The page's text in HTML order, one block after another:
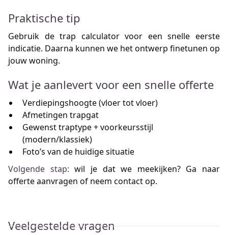
Praktische tip
Gebruik detrap calculatorvoor een snelle eerste
indicatie. Daarna kunnen we het ontwerp finetunen op
jouw woning.
Wat je aanlevert voor een snelle offerte
Verdiepingshoogte (vloer tot vloer)
Afmetingen trapgat
Gewenst traptype + voorkeursstijl
(modern/klassiek)
Foto’s van de huidige situatie
Volgende stap: wil je dat we meekijken? Ga naar
offerte aanvragen of neem contact op.
Veelgestelde vragen